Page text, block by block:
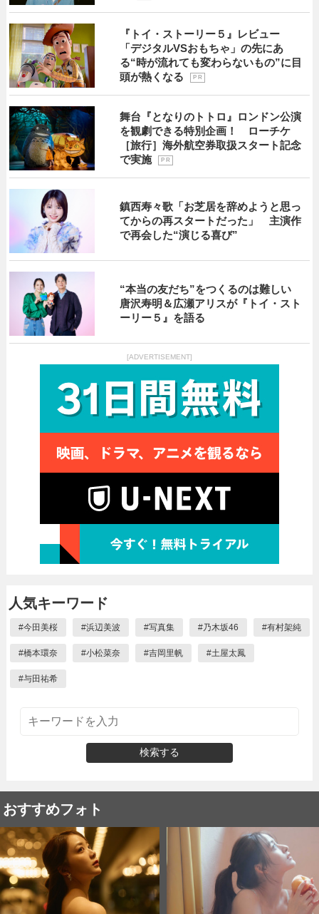
『トイ・ストーリー５』レビュー
「デジタルVSおもちゃ」の先にあ
る“時が流れても変わらないもの”に目
頭が熱くなる
P R
舞台『となりのトトロ』ロンドン公演
を観劇できる特別企画！ ローチケ
［旅行］海外航空券取扱スタート記念
で実施
P R
鎮西寿々歌「お芝居を辞めようと思っ
てからの再スタートだった」 主演作
で再会した“演じる喜び”
“本当の友だち”をつくるのは難しい
唐沢寿明＆広瀬アリスが『トイ・スト
ーリー５』を語る
[ADVERTISEMENT]
人気キーワード
#今田美桜 #浜辺美波 #写真集 #乃木坂46 #有村架純
#橋本環奈 #小松菜奈 #吉岡里帆 #土屋太鳳
#与田祐希
検索する
おすすめフォト